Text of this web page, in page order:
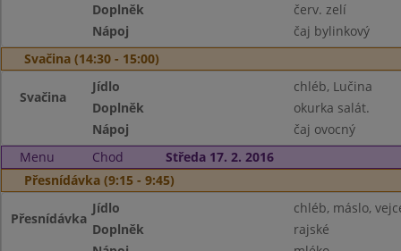
Doplněk
červ. zelí
Nápoj
čaj bylinkový
Svačina (14:30 - 15:00)
Svačina
Jídlo
chléb, Lučina
Doplněk
okurka salát.
Nápoj
čaj ovocný
Menu
Chod
Středa 17. 2. 2016
Přesnídávka (9:15 - 9:45)
Přesnídávka
Jídlo
chléb, máslo,
Doplněk
rajské